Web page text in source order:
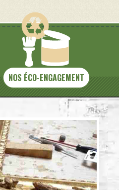
NOS ÉCO-ENGAGEMENT